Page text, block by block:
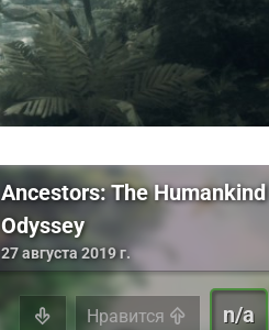
Ancestors: The Humankind
Odyssey
27 августа 2019 г.
Нравится n/a